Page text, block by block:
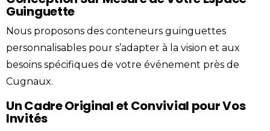
Guinguette
Nous proposons des conteneurs guinguettes
personnalisables pour s’adapter à la vision et aux
besoins spécifiques de votre événement près de
Cugnaux.
Un Cadre Original et Convivial pour Vos
Invités